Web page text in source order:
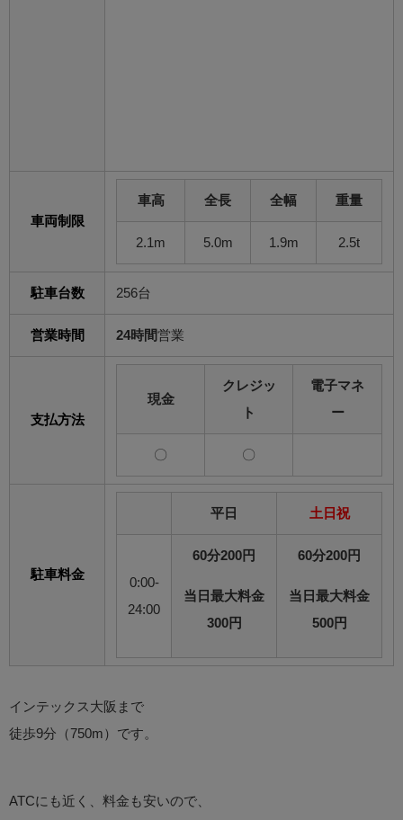
車両制限
車高 全長 全幅 重量
2.1m 5.0m 1.9m 2.5t
駐車台数 256台
営業時間 24時間営業
支払方法
現金
クレジッ
ト
電子マネ
ー
〇 〇
駐車料金
平日 土日祝
0:00-
24:00
60分200円
当日最大料金
300円
60分200円
当日最大料金
500円
インテックス大阪まで
徒歩9分（750m）です。
ATCにも近く、料金も安いので、